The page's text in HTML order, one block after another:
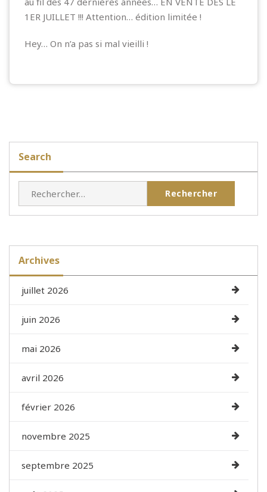
1ER JUILLET !!! Attention… édition limitée !
Hey… On n’a pas si mal vieilli !
Search
Archives
juillet 2026
juin 2026
mai 2026
avril 2026
février 2026
novembre 2025
septembre 2025